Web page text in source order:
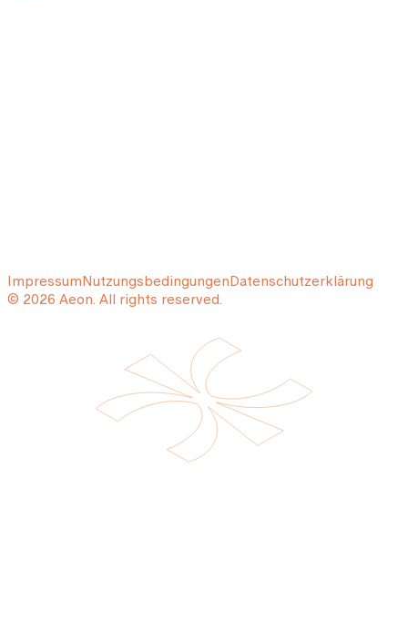
ImpressumNutzungsbedingungenDatenschutzerklärung
© 2026 Aeon. All rights reserved.